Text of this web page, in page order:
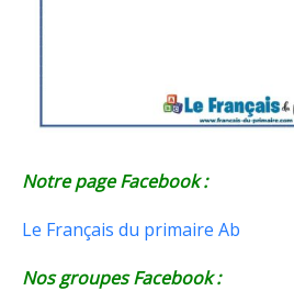
Notre page Facebook :
Le Français du primaire Ab
Nos groupes Facebook :